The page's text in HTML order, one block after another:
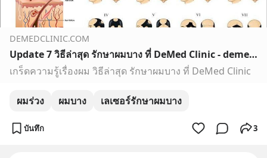
DEMEDCLINIC.COM
Update 7 วิธีล่าสุด รักษาผมบาง ที่ DeMed Clinic - demedclinic
เกร็ดความรู้เรื่องผม วิธีล่าสุด รักษาผมบาง ที่ DeMed Clinic
ผมร่วง ผมบาง เลเซอร์รักษาผมบาง
บันทึก 3